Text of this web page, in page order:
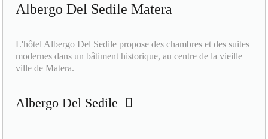
Albergo Del Sedile Matera
L'hôtel Albergo Del Sedile propose des chambres et des suites
modernes dans un bâtiment historique, au centre de la vieille
ville de Matera.
Albergo Del Sedile